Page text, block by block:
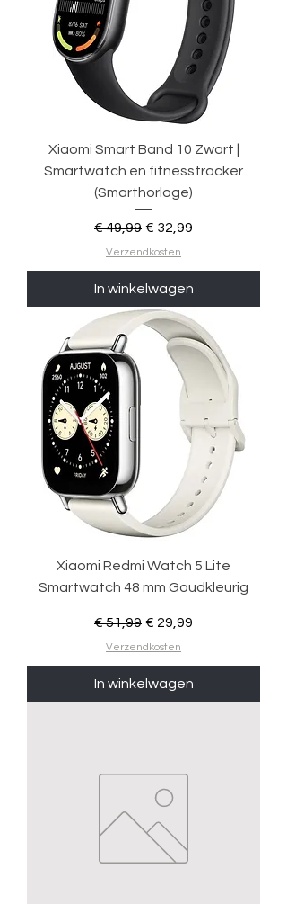
Xiaomi Smart Band 10 Zwart |
Smartwatch en fitnesstracker
(Smarthorloge)
Normale prijs
€ 49,99 Verkoopprijs
€ 32,99
Verzendkosten
In winkelwagen
Xiaomi Redmi Watch 5 Lite
Smartwatch 48 mm Goudkleurig
Normale prijs
€ 51,99 Verkoopprijs
€ 29,99
Verzendkosten
In winkelwagen